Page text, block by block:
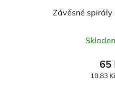
Závěsné spirály
65
Měrná
10,83